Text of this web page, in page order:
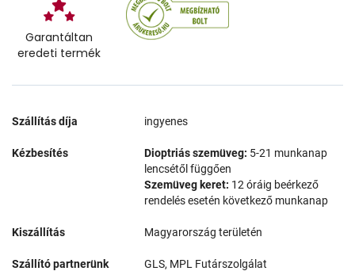
Garantáltan
eredeti termék
Szállítás díja ingyenes
Kézbesítés Dioptriás szemüveg: 5-21 munkanap
lencsétől függően
Szemüveg keret: 12 óráig beérkező
rendelés esetén következő munkanap
Kiszállítás Magyarország területén
Szállító partnerünk GLS, MPL Futárszolgálat